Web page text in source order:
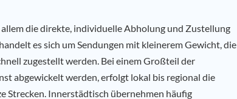
die direkte, individuelle Abholung und Zustellung
es sich um Sendungen mit kleinerem Gewicht, die
zugestellt werden. Bei einem Großteil der
abgewickelt werden, erfolgt lokal bis regional die
Strecken. Innerstädtisch übernehmen häufig